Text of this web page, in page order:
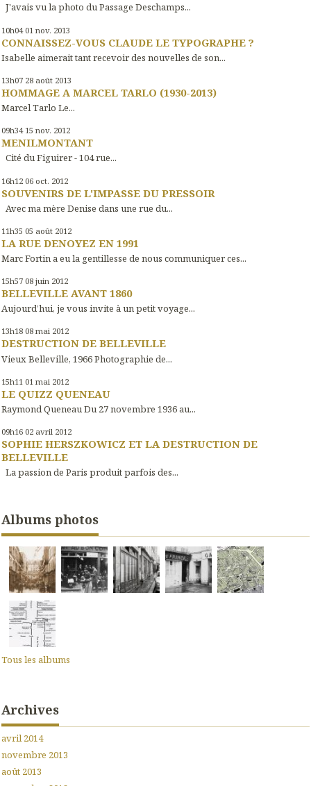
J'avais vu la photo du Passage Deschamps...
10h04 01 nov. 2013
CONNAISSEZ-VOUS CLAUDE LE TYPOGRAPHE ?
Isabelle aimerait tant recevoir des nouvelles de son...
13h07 28 août 2013
HOMMAGE A MARCEL TARLO (1930-2013)
Marcel Tarlo Le...
09h34 15 nov. 2012
MENILMONTANT
Cité du Figuirer - 104 rue...
16h12 06 oct. 2012
SOUVENIRS DE L'IMPASSE DU PRESSOIR
Avec ma mère Denise dans une rue du...
11h35 05 août 2012
LA RUE DENOYEZ EN 1991
Marc Fortin a eu la gentillesse de nous communiquer ces...
15h57 08 juin 2012
BELLEVILLE AVANT 1860
Aujourd’hui, je vous invite à un petit voyage...
13h18 08 mai 2012
DESTRUCTION DE BELLEVILLE
Vieux Belleville, 1966 Photographie de...
15h11 01 mai 2012
LE QUIZZ QUENEAU
Raymond Queneau Du 27 novembre 1936 au...
09h16 02 avril 2012
SOPHIE HERSZKOWICZ ET LA DESTRUCTION DE
BELLEVILLE
La passion de Paris produit parfois des...
Albums photos
Tous les albums
Archives
avril 2014
novembre 2013
août 2013